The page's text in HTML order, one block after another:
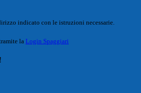
indicato con le istruzioni necessarie.
la Login Spaggiari